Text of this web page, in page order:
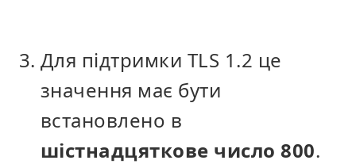
Для підтримки TLS 1.2 це
значення має бути
встановлено в
шістнадцяткове число 800.